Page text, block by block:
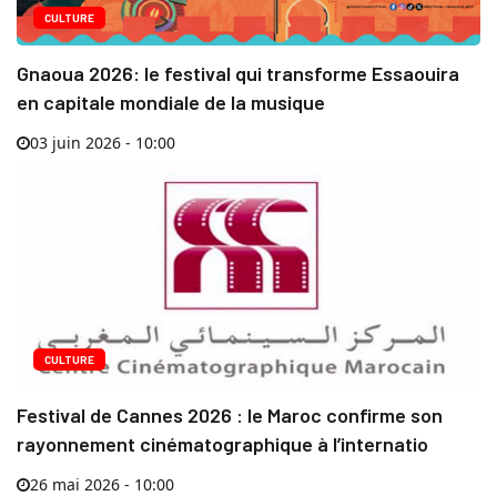
CULTURE
Gnaoua 2026: le festival qui transforme Essaouira
en capitale mondiale de la musique
03 juin 2026 - 10:00
CULTURE
Festival de Cannes 2026 : le Maroc confirme son
rayonnement cinématographique à l’internatio
26 mai 2026 - 10:00